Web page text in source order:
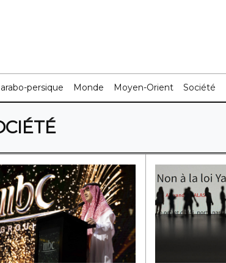
persique Monde Moyen-Orient Société